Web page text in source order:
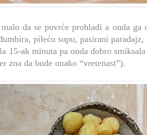
malo da se povrće prohladi a onda
pileću supu, pasirani
15-ak minuta pa onda dobro
zna da bude onako “vretenast”).